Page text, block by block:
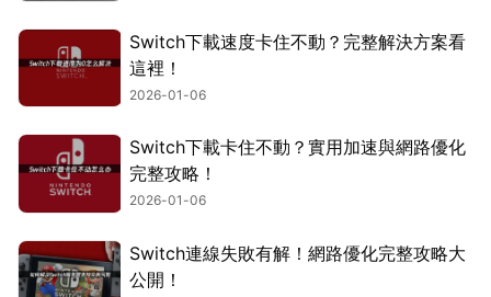
Switch下載速度卡住不動？完整解決方案看
這裡！
2026-01-06
Switch下載卡住不動？實用加速與網路優化
完整攻略！
2026-01-06
Switch連線失敗有解！網路優化完整攻略大
公開！